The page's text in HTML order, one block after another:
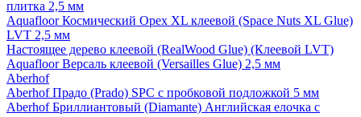
плитка 2,5 мм
Aquafloor Космический Орех XL клеевой (Space Nuts XL Glue)
LVT 2,5 мм
Настоящее дерево клеевой (RealWood Glue) (Клеевой LVT)
Aquafloor Версаль клеевой (Versailles Glue) 2,5 мм
Aberhof
Aberhof Прадо (Prado) SPC с пробковой подложкой 5 мм
Aberhof Бриллиантовый (Diamante) Английская елочка с